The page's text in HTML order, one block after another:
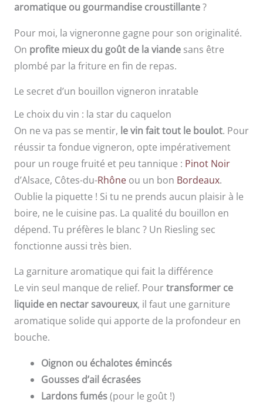
aromatique ou gourmandise croustillante?
Pour moi, la vigneronne gagne pour son originalité.
On profite mieux du goût de la viandesans être
plombé par la friture en fin de repas.
Le secret d’un bouillon vigneron inratable
Le choix du vin : la star du caquelon
On ne va pas se mentir, le vin fait tout le boulot. Pour
réussir ta fondue vigneron, opte impérativement
pour un rouge fruité et peu tannique : Pinot Noir
d’Alsace, Côtes-du-Rhôneou un bon Bordeaux.
Oublie la piquette ! Si tu ne prends aucun plaisir à le
boire, ne le cuisine pas. La qualité du bouillon en
dépend. Tu préfères le blanc ? Un Riesling sec
fonctionne aussi très bien.
La garniture aromatique qui fait la différence
Le vin seul manque de relief. Pourtransformer ce
liquide en nectar savoureux, il faut une garniture
aromatique solide qui apporte de la profondeur en
bouche.
Oignon ou échalotes émincés
Gousses d’ail écrasées
Lardons fumés(pour le goût !)